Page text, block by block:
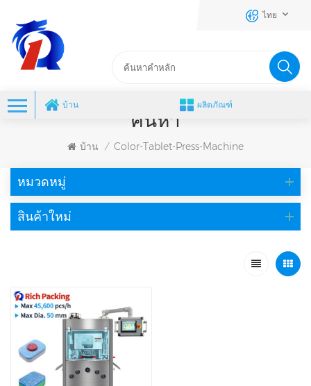
ไทย
บ้าน ผลิตภัณฑ์
ค้นหา
บ้าน / Color-Tablet-Press-Machine
หมวดหมู่
สินค้าใหม่